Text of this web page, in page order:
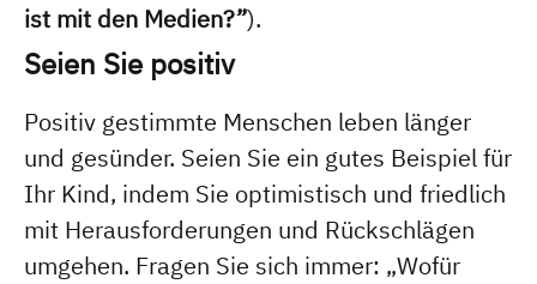
ist mit den Medien?”).
Seien Sie positiv
Positiv gestimmte Menschen leben länger
und gesünder. Seien Sie ein gutes Beispiel für
Ihr Kind, indem Sie optimistisch und friedlich
mit Herausforderungen und Rückschlägen
umgehen. Fragen Sie sich immer: „Wofür